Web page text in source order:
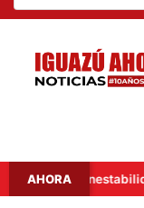
AHORAInestabilidad